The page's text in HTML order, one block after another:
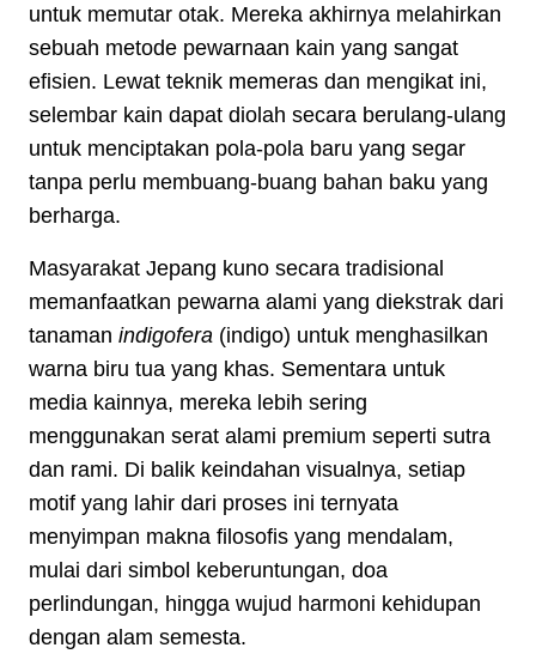
untuk memutar otak. Mereka akhirnya melahirkan
sebuah metode pewarnaan kain yang sangat
efisien. Lewat teknik memeras dan mengikat ini,
selembar kain dapat diolah secara berulang-ulang
untuk menciptakan pola-pola baru yang segar
tanpa perlu membuang-buang bahan baku yang
berharga.
Masyarakat Jepang kuno secara tradisional
memanfaatkan pewarna alami yang diekstrak dari
tanaman indigofera (indigo) untuk menghasilkan
warna biru tua yang khas. Sementara untuk
media kainnya, mereka lebih sering
menggunakan serat alami premium seperti sutra
dan rami. Di balik keindahan visualnya, setiap
motif yang lahir dari proses ini ternyata
menyimpan makna filosofis yang mendalam,
mulai dari simbol keberuntungan, doa
perlindungan, hingga wujud harmoni kehidupan
dengan alam semesta.